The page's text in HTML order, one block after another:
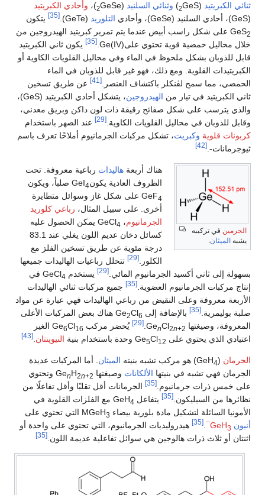
ثنائي الكبريتيد (
GeS
2
) وثنائي السلنيد (
GeSe
2)، وأحادي الكبريتيد
(GeS)، أحادي السلنيد (GeSe)، وأحادي
التلوريد (GeTe).
[35]
يتكون
GeS2
على شكل راسب أبيض عندما يتم تمرير كبريتيد الهيدروجين من
خلال محاليل حمضية قوية تحتوي علىGe(IV).
[35]
يكون ثاني الكبريتيد
قابل للذوبان بشكل ملحوظ في الماء وفي محاليل القلويات الكاوية أو
الكبريتيدات القلوية. ومع ذلك، فهو غير قابل للذوبان في الماء
الحمضي، مما سمح لڤنكلر باكتشاف العنصر.[41]
عن طريق تسخين
ثاني الكبريتيد في تيار من الهيدروجين
، يتشكل أحادي الكبريتيد (GeS)،
والذي يترسب على شكل صفائح رقيقة ذات لون داكن وبريق معدني،
وقابل للذوبان في محاليل القلويات الكاوية.[29]
عند الصهر باستخدام
كربونات قلوية وكبريت، تشكل مركبات الجرمانيوم أملاحًا تعرف باسم
ثيوجرمانات-.[42]
الجرمين في تركيبه
يشبه الميثان.
هناك أربعة هاليدات رباعية معروفة. تحت
الظروف العادية يكونGeI4
صلباً، ويكون
GeF4
على شكل غاز وسوائل متطايرة
أخرى. على سبيل المثال، رباعي كلوريد
الجرمانيوم، GeCl 4
يمكن الحصول عليه
كسائل دخان عديم اللون يغلي عند 83.1
درجة مئوية عن طريق تسخين الفلز مع
الكلور.[29]
تتحلل رباعيات الهاليدات جميعها
بسهولة إلى ثاني أكسيد الجرمانيوم المائي.[29] يستخدم GeCl 4
في
إنتاج مركبات الجرمانيوم العضوية.[35]
جميع مركبات ثنائي الهاليدات
الأربعة معروفة وعلى النقيض من رباعي الهاليدات فهي عبارة عن مواد
صلبة بوليمرية.[35] بالإضافة إلى Ge 2Cl6
هناك بعض المركبات الأعلى
المعروفة، وصيغتها Ge
nCl2n+2
.
[29] يُحضر مركب Ge 6Cl16
الغير
اعتيادي الذي يحتوي على Ge
5Cl12 وحدة باستخدام بنية النيوپنتان.
[43]
الجرمان (GeH
4 ) هو مركب تشبه بنيته الميثان. أما المركبات عديدة
الجرمان فهي تشبه في بنيتها الألكانات وصيغتها Ge nH2n+2
وتحتوي
على خمس ذرات جرمانيوم.[35]
الجرمانات أقل تقلبًا وأقل تفاعلًا من
نظائرها من السيليكون.[35] يتفاعل GeH 4
مع الفلزات القلوية في
الأمونيا السائلة لتشكيل مادة بلورية بيضاء MGeH 3
التي تحتوي على
أنيون
GeH3
−
.
[35]
هيدروليديات الجرمانيوم، التي تحتوي على واحدة أو
اثنتان أو ثلاث ذرات هالوجين هي سوائل تفاعلية عديمة اللون.[35]